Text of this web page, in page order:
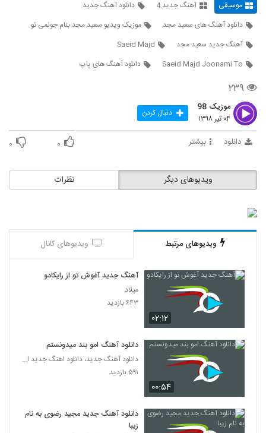
4259
غبار
4262
دانلود آهنگ جدید و زیبای پالت با نام معدن
دانلود آهنگ علی پرویزی بهانه
۲۴۳ بازدید
آهنگ بهنام قلی پور بنام ظالم
دانلود آهنگ جدید و زیبای آرش زمانیان با نام
دلتنگی
۲۸۵ بازدید
محمد غدیری آهنگ دوست داشتنی
4268
Amir Sedighi Lalaei 2
موسیقی آهنگ جدید 4
دانلود آهنگ جدید
دانلود آهنگ های سعید مجد
موزیک ویدیو سعید مجد بنام جونمی تو
آهنگ جدید سعید مجد
Saeid Majd
Saeid Majd Joonami To
دانلود آهنگ های پاپ
۲۳۹
موزیک 98
۰۴ تیر ۱۳۹۸ دنبال کردن
دانلود بیشتر ۰ ۰
نظرات ویدیوهای دیگر
ویدیوهای مرتبط ویدیوهای کانال
۰۲:۱۲
آهنگ جدید آغوش تو از رایکادو
میلاد
۶۴۳ بازدید
۰۰:۵۴
دانلود آهنگ امو بند میدونستم
دانلود آهنگ جدید، دانلود اهنگ جدید ایرانی
۵۹۱ بازدید
دانلود آهنگ جدید مجید رضوی به نام
زیبا